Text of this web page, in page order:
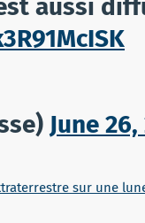
aussi
June 26,
sur une